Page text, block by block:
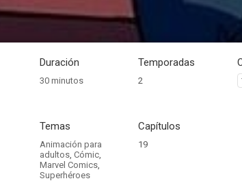
Duración
30 minutos
Temporadas
2
Temas
Animación para
adultos, Cómic,
Marvel Comics,
Superhéroes
Capítulos
19